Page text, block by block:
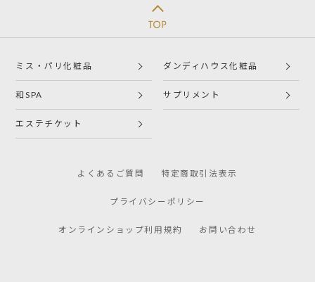
ミス・パリ化粧品 ダンディハウス化粧品
和SPA サプリメント
エステチケット
よくあるご質問 特定商取引法表示
プライバシーポリシー
オンラインショップ利用規約 お問い合わせ